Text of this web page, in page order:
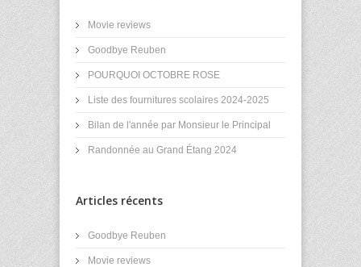
Movie reviews
Goodbye Reuben
POURQUOI OCTOBRE ROSE
Liste des fournitures scolaires 2024-2025
Bilan de l'année par Monsieur le Principal
Randonnée au Grand Étang 2024
Articles récents
Goodbye Reuben
Movie reviews